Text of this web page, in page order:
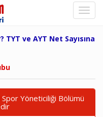
TYT ve AYT Net Sayısına
Yöneticiliği Bölümü